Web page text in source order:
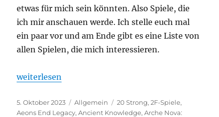
etwas für mich sein könnten. Also Spiele, die
ich mir anschauen werde. Ich stelle euch mal
ein paar vor und am Ende gibt es eine Liste von
allen Spielen, die mich interessieren.
„Spiel 2023 – Eine Vorschau auf die
weiterlesen
Veröffentlicht
am
5. Oktober 2023 Kategorien
Allgemein Schlagwörter
20 Strong,2F-Spiele,
Aeons End Legacy,Ancient Knowledge,Arche Nova: